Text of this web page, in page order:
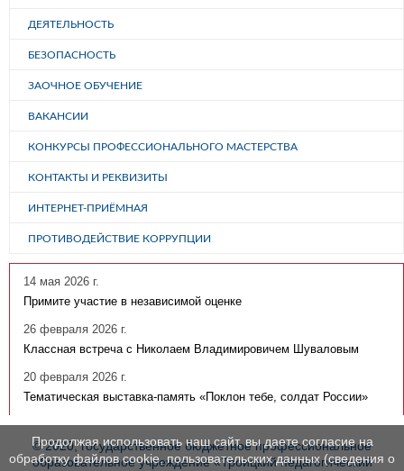
ДЕЯТЕЛЬНОСТЬ
БЕЗОПАСНОСТЬ
ЗАОЧНОЕ ОБУЧЕНИЕ
ВАКАНСИИ
КОНКУРСЫ ПРОФЕССИОНАЛЬНОГО МАСТЕРСТВА
КОНТАКТЫ И РЕКВИЗИТЫ
ИНТЕРНЕТ-ПРИЁМНАЯ
ПРОТИВОДЕЙСТВИЕ КОРРУПЦИИ
14 мая 2026 г.
Примите участие в независимой оценке
26 февраля 2026 г.
Классная встреча с Николаем Владимировичем Шуваловым
20 февраля 2026 г.
Тематическая выставка-память «Поклон тебе, солдат России»
© 2020, государственное бюджетное профессиональное
образовательное учреждение «Троицкий педагогический
Продолжая использовать наш сайт, вы даете согласие на
обработку файлов cookie, пользовательских данных (сведения о